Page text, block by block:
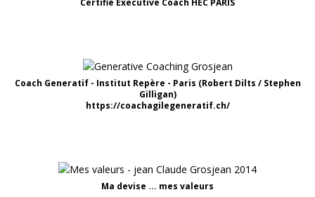
Certifié Executive Coach HEC PARIS
Coach Generatif - Institut Repère - Paris (Robert Dilts / Stephen
Gilligan)
https://coachagilegeneratif.ch/
Ma devise ... mes valeurs